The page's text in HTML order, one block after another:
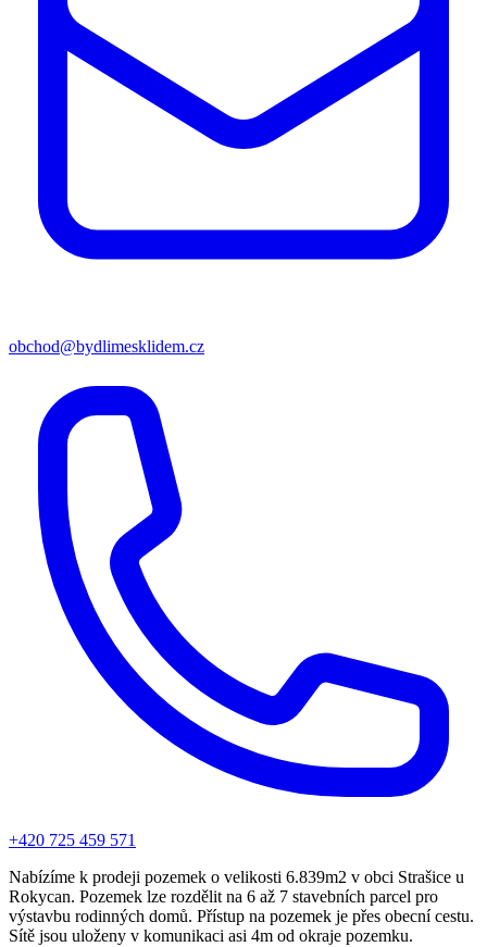
obchod@bydlimesklidem.cz
+420 725 459 571
Nabízíme k prodeji pozemek o velikosti 6.839m2 v obci Strašice u
Rokycan. Pozemek lze rozdělit na 6 až 7 stavebních parcel pro
výstavbu rodinných domů. Přístup na pozemek je přes obecní cestu.
Sítě jsou uloženy v komunikaci asi 4m od okraje pozemku.